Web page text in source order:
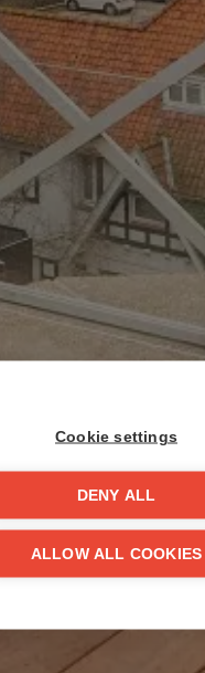
Cookie settings
DENY ALL
ALLOW ALL COOKIES